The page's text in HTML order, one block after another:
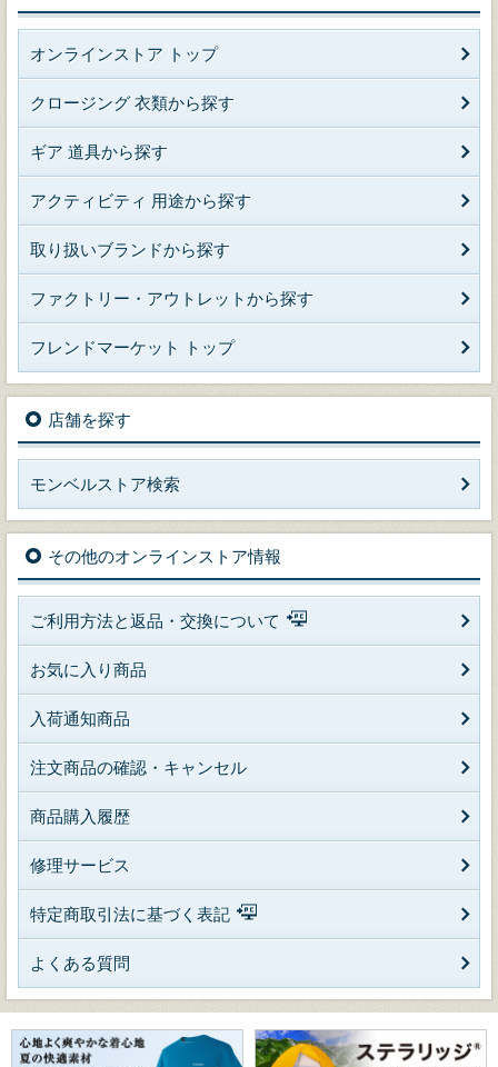
オンラインストア トップ
クロージング 衣類から探す
ギア 道具から探す
アクティビティ 用途から探す
取り扱いブランドから探す
ファクトリー・アウトレットから探す
フレンドマーケット トップ
店舗を探す
モンベルストア検索
その他のオンラインストア情報
ご利用方法と返品・交換について
お気に入り商品
入荷通知商品
注文商品の確認・キャンセル
商品購入履歴
修理サービス
特定商取引法に基づく表記
よくある質問